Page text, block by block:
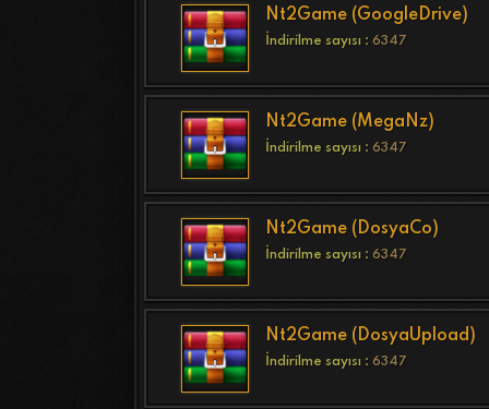
Nt2Game (GoogleDrive)
İndirilme sayısı : 6347
Nt2Game (MegaNz)
İndirilme sayısı : 6347
Nt2Game (DosyaCo)
İndirilme sayısı : 6347
Nt2Game (DosyaUpload)
İndirilme sayısı : 6347